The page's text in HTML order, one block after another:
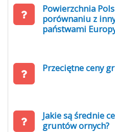
Powierzchnia
porównaniu z
państwami
Przeciętne ceny
Jakie są średnie
gruntów ornych?